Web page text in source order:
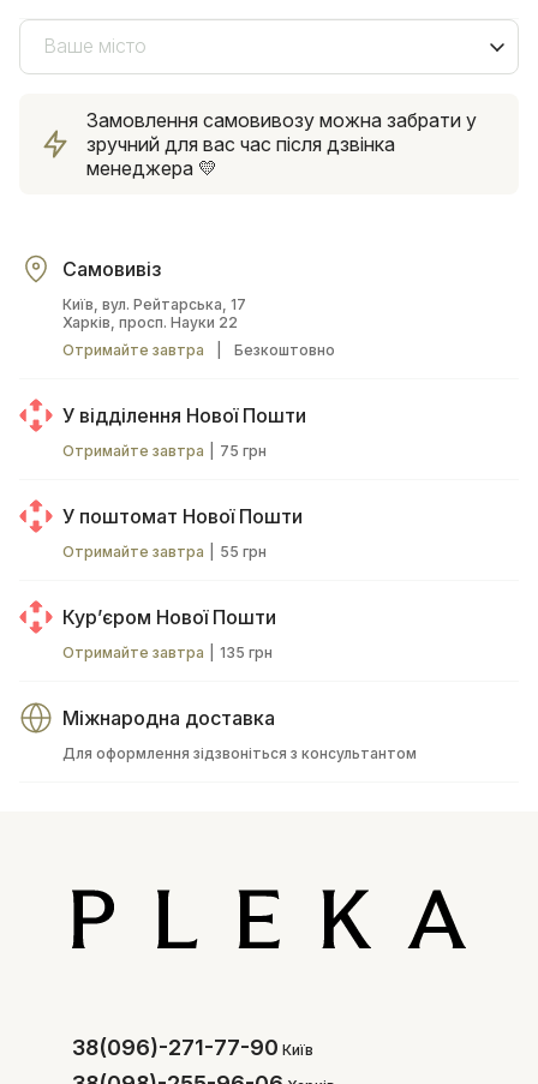
Ваше місто
Замовлення самовивозу можна забрати у
зручний для вас час після дзвінка
менеджера 💛
Самовивіз
Київ, вул. Рейтарська, 17
Харків, просп. Науки 22
Отримайте завтра
Безкоштовно
У відділення Нової Пошти
Отримайте завтра 75 грн
У поштомат Нової Пошти
Отримайте завтра 55 грн
Курʼєром Нової Пошти
Отримайте завтра 135 грн
Міжнародна доставка
Для оформлення зідзвоніться з консультантом
38(096)-271-77-90 Київ